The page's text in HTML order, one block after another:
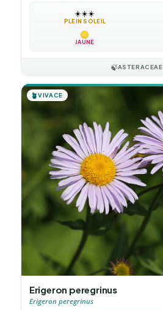
☀️☀️☀️
PLEIN SOLEIL
JAUNE
🍃ASTERACEAE
🪴VIVACE
Erigeron peregrinus
Erigeron peregrinus